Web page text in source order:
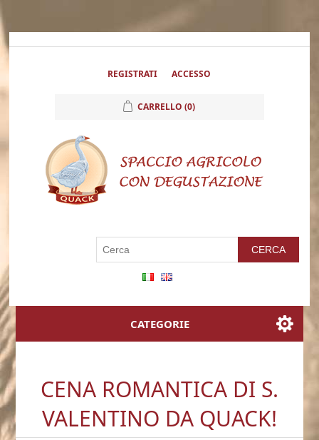
REGISTRATI ACCESSO
CARRELLO (0)
CATEGORIE
CENA ROMANTICA DI S.
VALENTINO DA QUACK!